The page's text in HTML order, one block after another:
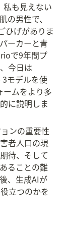
も見えない
の男性で、
ひげがありま
ーカーと青
で9年間プ
今日は
モデルを使
ームをより多
に説明しま
ンの重要性
者人口の現
待、そして
ることの難
、生成AIが
立つのかを